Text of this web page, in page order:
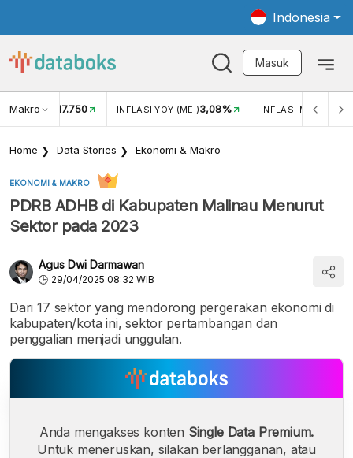
Indonesia
Masuk
Makro
USD/IDR 17.750 INFLASI YOY (MEI)3,08% INFLASI MOM (MEI)
Home Data Stories Ekonomi & Makro
EKONOMI & MAKRO
PDRB ADHB di Kabupaten Malinau Menurut
Sektor pada 2023
Agus Dwi Darmawan
29/04/2025 08:32 WIB
Dari 17 sektor yang mendorong pergerakan ekonomi di
kabupaten/kota ini, sektor pertambangan dan
penggalian menjadi unggulan.
Anda mengakses konten Single Data Premium.
Untuk meneruskan, silakan berlangganan, atau